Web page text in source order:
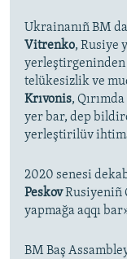
Ukrainanıñ BM
Vitrenko, Rusiye
telükesizlik ve
Krıvonis,
yer bar, dep
yerleştirilüv
2020 senesi
PeskovRusiyeniñ
yapmağa aqqı
BM Baş